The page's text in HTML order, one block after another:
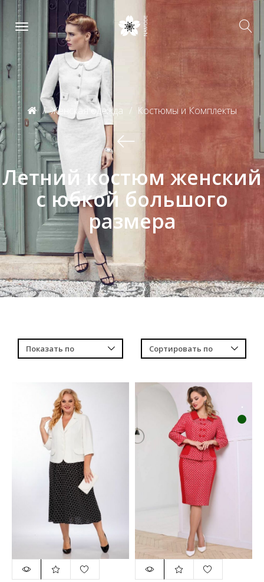
Женская одежда Костюмы и Комплекты
Летний костюм женский
с юбкой большого
размера